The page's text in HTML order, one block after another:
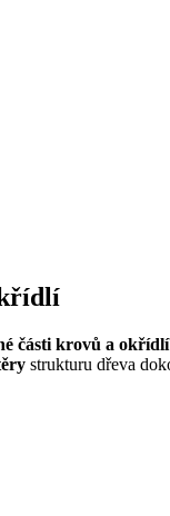
části krovů a okřídlí
strukturu dřeva